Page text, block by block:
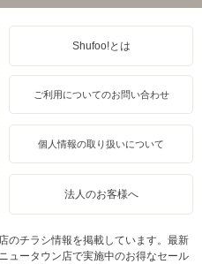
Shufoo!とは
ご利用についてのお問い合わせ
個人情報の取り扱いについて
法人のお客様へ
のチラシ情報を掲載しています。最新
ュータウン店で実施中のお得なセール